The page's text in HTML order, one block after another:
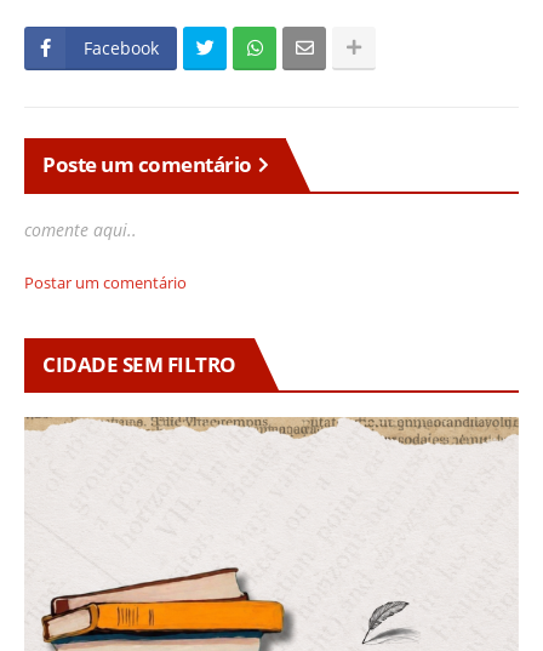
Facebook
Poste um comentário
comente aqui..
Postar um comentário
CIDADE SEM FILTRO